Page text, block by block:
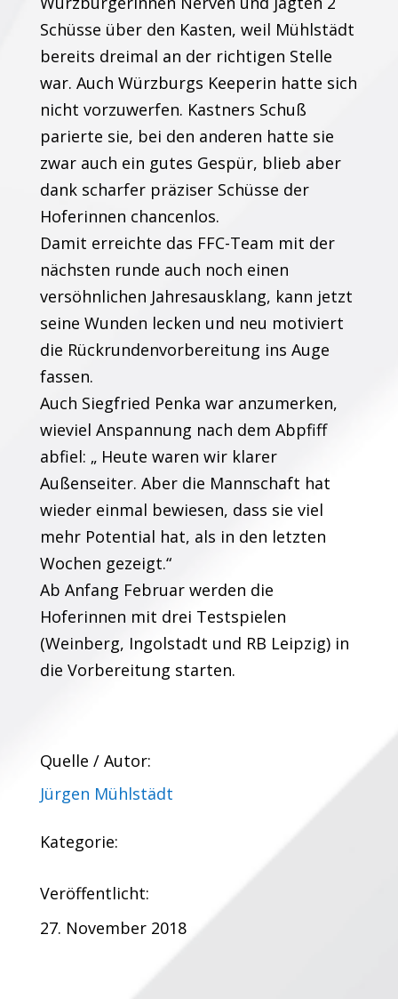
Schüsse über den Kasten, weil Mühlstädt
bereits dreimal an der richtigen Stelle
war. Auch Würzburgs Keeperin hatte sich
nicht vorzuwerfen. Kastners Schuß
parierte sie, bei den anderen hatte sie
zwar auch ein gutes Gespür, blieb aber
dank scharfer präziser Schüsse der
Hoferinnen chancenlos.
Damit erreichte das FFC-Team mit der
nächsten runde auch noch einen
versöhnlichen Jahresausklang, kann jetzt
seine Wunden lecken und neu motiviert
die Rückrundenvorbereitung ins Auge
fassen.
Auch Siegfried Penka war anzumerken,
wieviel Anspannung nach dem Abpfiff
abfiel: „ Heute waren wir klarer
Außenseiter. Aber die Mannschaft hat
wieder einmal bewiesen, dass sie viel
mehr Potential hat, als in den letzten
Wochen gezeigt.“
Ab Anfang Februar werden die
Hoferinnen mit drei Testspielen
(Weinberg, Ingolstadt und RB Leipzig) in
die Vorbereitung starten.
Quelle / Autor:
Jürgen Mühlstädt
Kategorie:
Veröffentlicht:
27. November 2018